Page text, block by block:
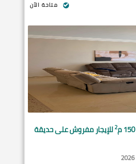
متاحة الآن
150 م 2للإيجار مفروش على حديقة